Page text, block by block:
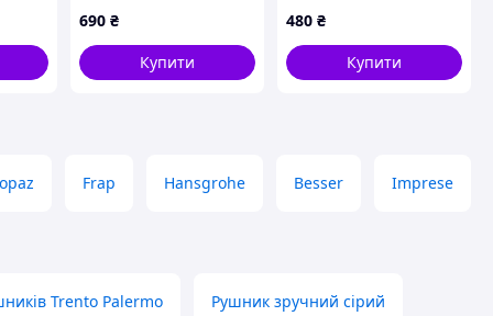
дерев’яними
наконечниками, білий
690 ₴
Купити
480 ₴
Купити
Frap Hansgrohe Besser Imprese
Trento Palermo Рушник зручний сірий